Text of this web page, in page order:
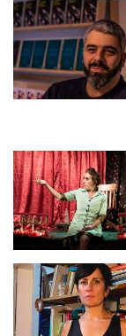
Imagen
Imagen
Imagen